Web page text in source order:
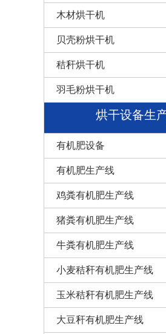
木材烘干机
贝壳粉烘干机
秸秆烘干机
羽毛粉烘干机
烘干设备生
有机肥设备
有机肥生产线
鸡粪有机肥生产线
猪粪有机肥生产线
牛粪有机肥生产线
小麦秸秆有机肥生产线
玉米秸秆有机肥生产线
大豆秆有机肥生产线